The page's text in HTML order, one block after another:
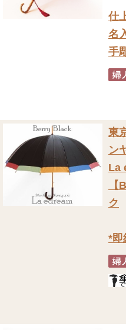
仕
名
手
東
ン
La
ク
*即